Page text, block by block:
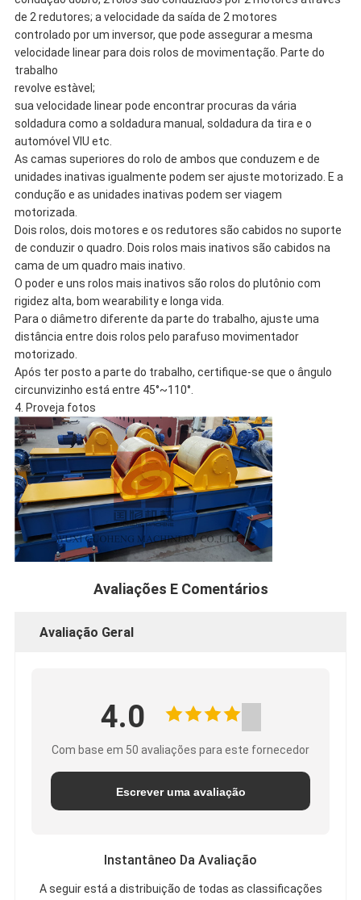
de 2 redutores; a velocidade da saída de 2 motores
controlado por um inversor, que pode assegurar a mesma
velocidade linear para dois rolos de movimentação. Parte do
trabalho
revolve estàvel;
sua velocidade linear pode encontrar procuras da vária
soldadura como a soldadura manual, soldadura da tira e o
automóvel VIU etc.
As camas superiores do rolo de ambos que conduzem e de
unidades inativas igualmente podem ser ajuste motorizado. E a
condução e as unidades inativas podem ser viagem
motorizada.
Dois rolos, dois motores e os redutores são cabidos no suporte
de conduzir o quadro. Dois rolos mais inativos são cabidos na
cama de um quadro mais inativo.
O poder e uns rolos mais inativos são rolos do plutônio com
rigidez alta, bom wearability e longa vida.
Para o diâmetro diferente da parte do trabalho, ajuste uma
distância entre dois rolos pelo parafuso movimentador
motorizado.
Após ter posto a parte do trabalho, certifique-se que o ângulo
circunvizinho está entre 45°~110°.
4. Proveja fotos
Avaliações E Comentários
Avaliação Geral
4.0
Com base em 50 avaliações para este fornecedor
Escrever uma avaliação
Instantâneo Da Avaliação
A seguir está a distribuição de todas as classificações